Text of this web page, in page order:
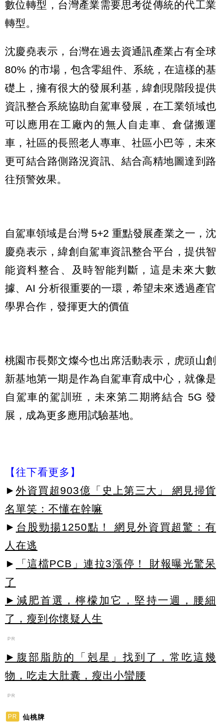
數位轉型，台灣產業需要思考從傳統的代工業
轉型。
沈慶堯表示，台灣在過去資通訊產業占有全球
80% 的市場，包含零組件、系統，在這樣的基
礎上，擁有很大的發展利基，緯創現階段提供
資訊整合系統協助自駕車發展，在工業領域也
可以應用在工廠內的無人自走車、倉儲搬運
車，社區的長照老人專車、社區小巴等，未來
更可結合路側路況資訊、結合高精地圖達到路
往預警效果。
自駕車領域是台灣 5+2 重點發展產業之一，沈
慶堯表示，緯創自駕車資訊整合平台，提供智
能資料整合、及時智能判斷，這是未來大數
據、AI 分析很重要的一環，希望未來透過產官
學界合作，發揮更大的價值
桃園市長鄭文燦今也出席活動表示，虎頭山創
新基地第一期是作為自駕車育成中心，就像是
自駕車的駕訓班，未來第二期將結合 5G 發
展，成為更多應用試驗基地。
【往下看更多】
► 外資買超903億「史上第三大」 網見掃貨
名單笑：不懂在幹嘛
► 台股勁揚1250點！ 網見外資買超驚：有
人在逃
►
「這檔PCB」連拉3漲停！ 財報曝光驚呆
了
►減肥首選，檸檬加它，堅持一週，腰細
了，瘦到你懷疑人生
PR
►腹部脂肪的「剋星」找到了，常吃這幾
物，吃走大肚囊，瘦出小蠻腰
PR
PR 仙桃牌